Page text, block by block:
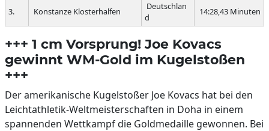
3. Konstanze Klosterhalfen
Deutschlan
d
14:28,43 Minuten
+++ 1 cm Vorsprung! Joe Kovacs
gewinnt WM-Gold im Kugelstoßen
+++
Der amerikanische Kugelstoßer Joe Kovacs hat bei den
Leichtathletik-Weltmeisterschaften in Doha in einem
spannenden Wettkampf die Goldmedaille gewonnen. Bei